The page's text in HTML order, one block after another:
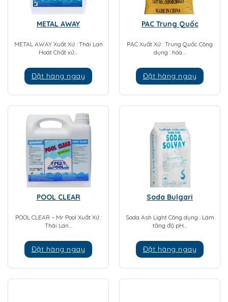
METAL AWAY
METAL AWAY Xuất Xứ : Thái Lan
Hoát Chất xử…
Đặt hàng ngay
PAC Trung Quốc
PAC Xuất Xứ : Trung Quốc Công
dụng : hóa…
Đặt hàng ngay
POOL CLEAR
POOL CLEAR – Mr Pool Xuất Xứ :
Thái Lan…
Đặt hàng ngay
Soda Bulgari
Soda Ash Light Công dụng : Làm
tăng độ pH…
Đặt hàng ngay